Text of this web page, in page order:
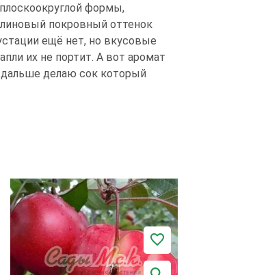
формы,
покровный оттенок
ещё нет, но вкусовые
их не портит. А вот аромат
дальше делаю сок который